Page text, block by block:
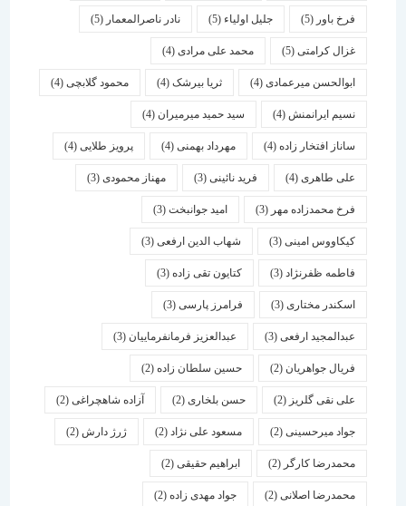
فرخ باور(5) جلیل اولیاء(5) نادر ناصرالمعمار (5)
غزال کرامتی(5) محمد علی مرادی(4)
ابوالحسن میرعمادی(4) ثریا بیرشک(4) محمود گلابچی(4)
نسیم ایرانمنش(4) سید حمید میرمیران(4)
ساناز افتخار زاده(4) مهرداد بهمنی (4) پرویز طلایی(4)
علی طاهری(4) فرید نائینی(3) مهناز محمودی(3)
فرخ محمدزاده مهر(3) امید جوانبخت(3)
کیکاووس امینی(3) شهاب الدین ارفعی(3)
فاطمه ظفرنژاد(3) کتایون تقی زاده(3)
اسكندر مختاری (3) فرامرز پارسی(3)
عبدالمجید ارفعی(3) عبدالعزیز فرمانفرماییان(3)
فریال جواهریان(2) حسین سلطان زاده(2)
علی نقی گلریز(2) حسن بلخاری(2) آزاده شاهچراغی(2)
جواد میرحسینی(2) مسعود علی نژاد(2) ژرژ دارش (2)
محمدرضا کارگر(2) ابراهیم حقیقی(2)
محمدرضا اصلانی(2) جواد مهدی زاده(2)